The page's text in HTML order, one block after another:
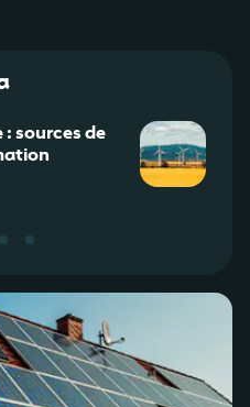
sources de